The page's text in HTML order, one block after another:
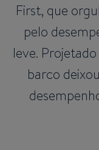
First, que
pelo
leve.
barco